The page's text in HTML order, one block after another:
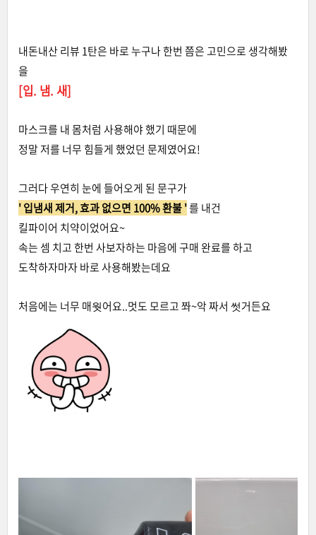
내돈내산 리뷰 1탄은 바로 누구나 한번 쯤은 고민으로 생각해봤
을
[입. 냄. 새]
마스크를 내 몸처럼 사용해야 했기 때문에
정말 저를 너무 힘들게 했었던 문제였어요!
그러다 우연히 눈에 들어오게 된 문구가
' 입냄새 제거, 효과 없으면 100% 환불 '를 내건
킬파이어 치약이었어요~
속는 셈 치고 한번 사보자하는 마음에 구매 완료를 하고
도착하자마자 바로 사용해봤는데요
처음에는 너무 매웟어요..멋도 모르고 쫘~악 짜서 썻거든요